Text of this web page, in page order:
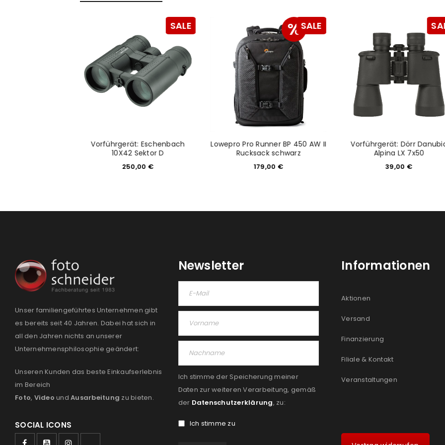
Anmeldeformular geschützt durch
WP Captcha
Angemeldet bleiben
ANMELDEN
PASSWORT VERGESSEN?
Please select all the ways
Ich stimme zu
Ja, ich möchte ein
Datenschutzerklärung. *
REGISTRIEREN
SALE
Vorführgerät: Eschenbach
10X42 Sektor D
250,00 €
%SALE
Lowepro Pro Runner BP 450 AW II
Rucksack schwarz
179,00 €
Vorführgerät: Dörr
Alpina LX 7x50
39,00 €
Unser familiengeführtes Unternehmen gibt
es bereits seit 40 Jahren. Dabei hat sich in
all den Jahren nichts an unserer
Unternehmensphilosophie geändert:
Unseren Kunden das beste Einkaufserlebnis
im Bereich
Foto, Video und Ausarbeitung zu bieten.
SOCIAL ICONS
Newsletter
Ich stimme der Speicherung meiner
Daten zur weiteren Verarbeitung, gemäß
der Datenschutzerklärung, zu:
Ich stimme zu
Informationen
Aktionen
Versand
Finanzierung
Filiale & Kontakt
Veranstaltungen